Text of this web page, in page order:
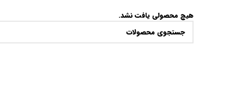
هیچ محصولی یافت نشد.